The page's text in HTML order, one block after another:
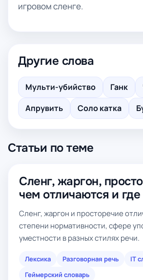
игровом сленге.
Другие слова
Мульти-убийство Ганк
Апрувить
Соло катка
Статьи по теме
Сленг, жаргон,
чем отличаются и
Сленг, жаргон и просторечие
степени нормативности, сфере
уместности в разных стилях речи.
Лексика Разговорная речь
IT
Геймерский словарь